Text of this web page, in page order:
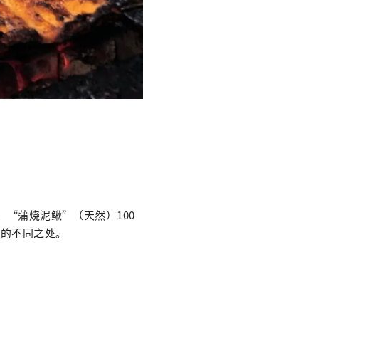
“蒲烧泥鳅”（天然）100
不同之处。